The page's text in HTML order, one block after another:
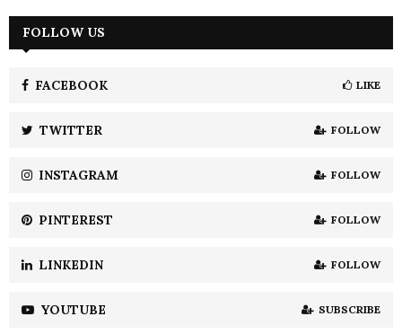
h
H
FOLLOW US
FACEBOOK LIKE
TWITTER FOLLOW
INSTAGRAM FOLLOW
PINTEREST FOLLOW
LINKEDIN FOLLOW
YOUTUBE SUBSCRIBE